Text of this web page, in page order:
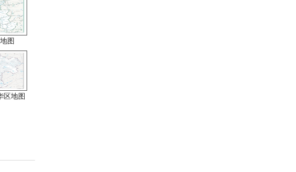
图
区地图